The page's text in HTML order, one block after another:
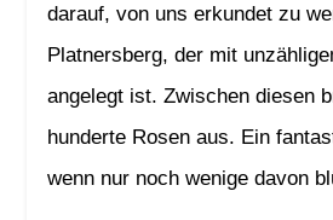
darauf, von uns erkundet zu
Platnersberg, der mit
angelegt ist. Zwischen diesen
hunderte Rosen aus. Ein
wenn nur noch wenige davon